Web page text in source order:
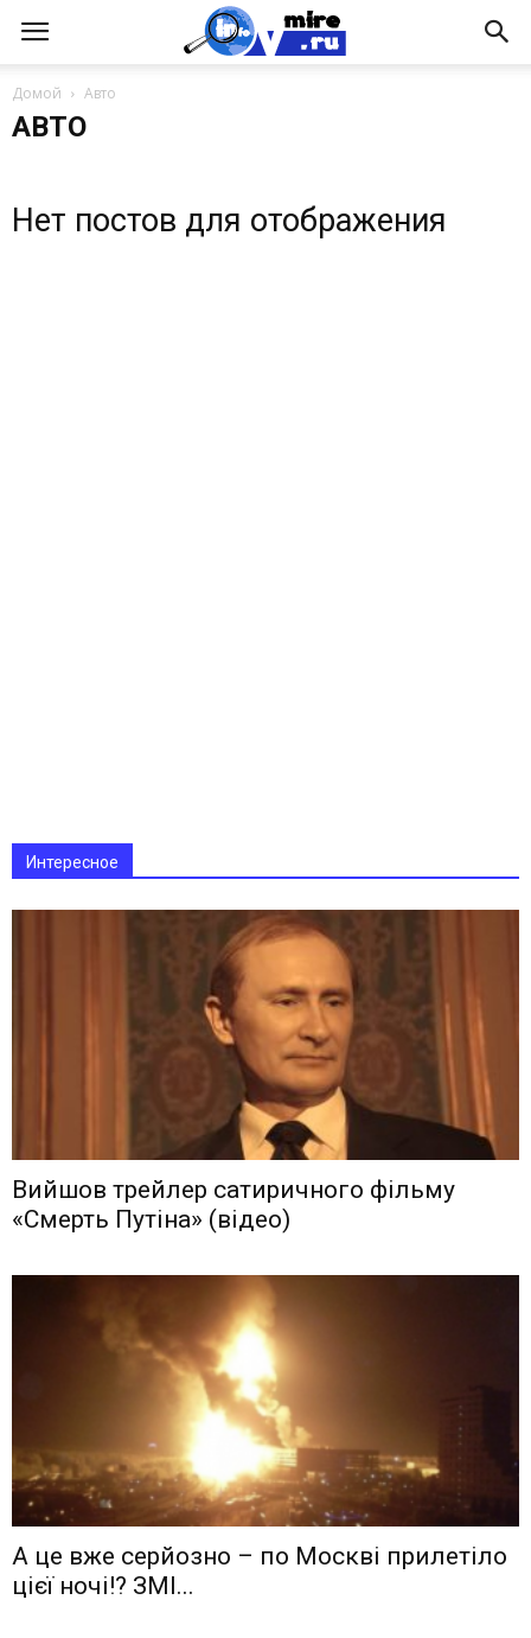
Домой Авто
АВТО
Нет постов для отображения
Интересное
Вийшов трейлер сатиричного фільму
«Смерть Путіна» (відео)
А це вже серйозно – по Москві прилетіло
цієї ночі!? ЗМІ...